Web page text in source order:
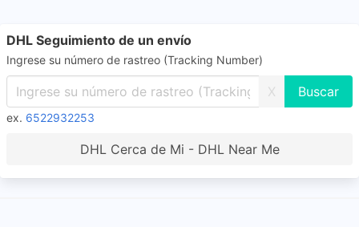
DHL Seguimiento de un envío
Ingrese su número de rastreo (Tracking Number)
X
ex. 6522932253
DHL Cerca de Mi - DHL Near Me